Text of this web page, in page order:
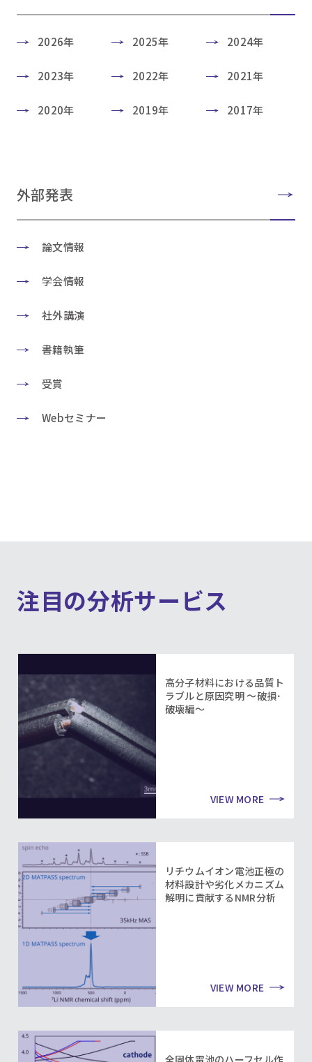
2026年 2025年 2024年
2023年 2022年 2021年
2020年 2019年 2017年
外部発表
論文情報
学会情報
社外講演
書籍執筆
受賞
Webセミナー
注目の分析サービス
高分子材料における品質ト
ラブルと原因究明 ～破損･
破壊編～
VIEW MORE
リチウムイオン電池正極の
材料設計や劣化メカニズム
解明に貢献するNMR分析
VIEW MORE
全固体電池のハーフセル作